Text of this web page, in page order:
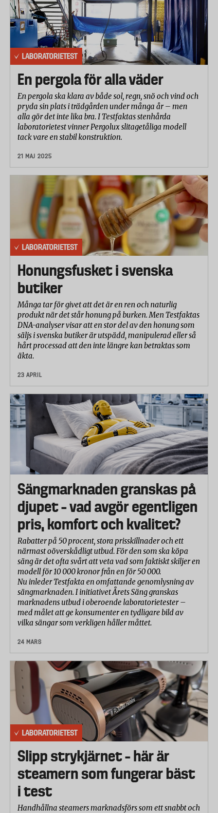
LABORATORIETEST
En pergola för alla väder
En pergola ska klara av både sol, regn, snö och vind och
pryda sin plats i trädgården under många år – men
alla gör det inte lika bra. I Testfaktas stenhårda
laboratorietest vinner Pergolux slitagetåliga modell
tack vare en stabil konstruktion.
21 MAJ 2025
LABORATORIETEST
Honungsfusket i svenska
butiker
Många tar för givet att det är en ren och naturlig
produkt när det står honung på burken. Men Testfaktas
DNA-analyser visar att en stor del av den honung som
säljs i svenska butiker är utspädd, manipulerad eller så
hårt processad att den inte längre kan betraktas som
äkta.
23 APRIL
Sängmarknaden granskas på
djupet – vad avgör egentligen
pris, komfort och kvalitet?
Rabatter på 50 procent, stora prisskillnader och ett
närmast oöverskådligt utbud. För den som ska köpa
säng är det ofta svårt att veta vad som faktiskt skiljer en
modell för 10 000 kronor från en för 50 000.
Nu inleder Testfakta en omfattande genomlysning av
sängmarknaden. I initiativet Årets Säng granskas
marknadens utbud i oberoende laboratorietester –
med målet att ge konsumenter en tydligare bild av
vilka sängar som verkligen håller måttet.
24 MARS
LABORATORIETEST
Slipp strykjärnet – här är
steamern som fungerar bäst
i test
Handhållna steamers marknadsförs som ett snabbt och